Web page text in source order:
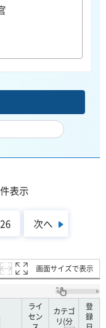
表示
26 次へ
画面サイズで表示
ライ
セン
カテゴ
リ(分
登
録